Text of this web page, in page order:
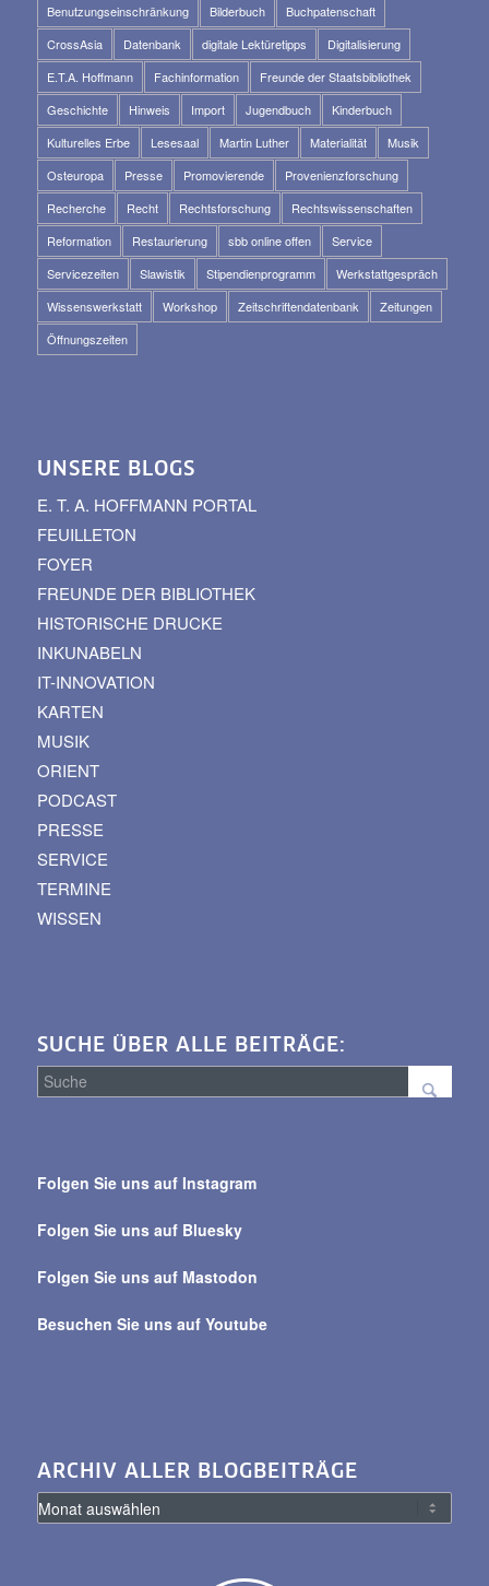
Benutzungseinschränkung
Bilderbuch
Buchpatenschaft
CrossAsia
Datenbank digitale Lektüretipps
Digitalisierung
E.T.A. Hoffmann
Fachinformation
Freunde der Staatsbibliothek
Geschichte
Hinweis Import Jugendbuch
Kinderbuch
Kulturelles Erbe
Lesesaal Martin Luther Materialität
Musik
Osteuropa
Presse Promovierende
Provenienzforschung
Recherche
Recht Rechtsforschung
Rechtswissenschaften
Reformation
Restaurierung sbb online offen
Service
Servicezeiten
Slawistik Stipendienprogramm
Werkstattgespräch
Wissenswerkstatt
Workshop Zeitschriftendatenbank
Zeitungen
Öffnungszeiten
UNSERE BLOGS
E. T. A. HOFFMANN PORTAL
FEUILLETON
FOYER
FREUNDE DER BIBLIOTHEK
HISTORISCHE DRUCKE
INKUNABELN
IT-INNOVATION
KARTEN
MUSIK
ORIENT
PODCAST
PRESSE
SERVICE
TERMINE
WISSEN
SUCHE ÜBER ALLE BEITRÄGE:
alle
Folgen Sie uns auf Instagram
Folgen Sie uns auf Bluesky
Folgen Sie uns auf Mastodon
Besuchen Sie uns auf Youtube
ARCHIV ALLER BLOGBEITRÄGE